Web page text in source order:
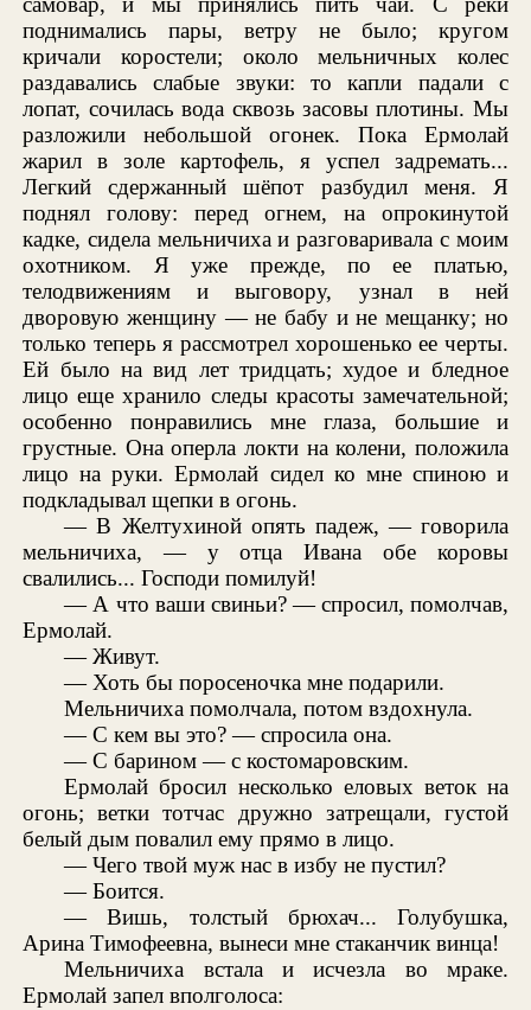
поднимались пары, ветру не было; кругом
кричали коростели; около мельничных колес
раздавались слабые звуки: то капли падали с
лопат, сочилась вода сквозь засовы плотины. Мы
разложили небольшой огонек. Пока Ермолай
жарил в золе картофель, я успел задремать...
Легкий сдержанный шёпот разбудил меня. Я
поднял голову: перед огнем, на опрокинутой
кадке, сидела мельничиха и разговаривала с моим
охотником. Я уже прежде, по ее платью,
телодвижениям и выговору, узнал в ней
дворовую женщину — не бабу и не мещанку; но
только теперь я рассмотрел хорошенько ее черты.
Ей было на вид лет тридцать; худое и бледное
лицо еще хранило следы красоты замечательной;
особенно понравились мне глаза, большие и
грустные. Она оперла локти на колени, положила
лицо на руки. Ермолай сидел ко мне спиною и
подкладывал щепки в огонь.
— В Желтухиной опять падеж, — говорила
мельничиха, — у отца Ивана обе коровы
свалились... Господи помилуй!
— А что ваши свиньи? — спросил, помолчав,
Ермолай.
— Живут.
— Хоть бы поросеночка мне подарили.
Мельничиха помолчала, потом вздохнула.
— С кем вы это? — спросила она.
— С барином — с костомаровским.
Ермолай бросил несколько еловых веток на
огонь; ветки тотчас дружно затрещали, густой
белый дым повалил ему прямо в лицо.
— Чего твой муж нас в избу не пустил?
— Боится.
— Вишь, толстый брюхач... Голубушка,
Арина Тимофеевна, вынеси мне стаканчик винца!
Мельничиха встала и исчезла во мраке.
Ермолай запел вполголоса: